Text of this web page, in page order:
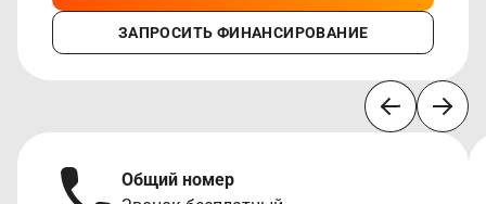
ЗАПРОСИТЬ ФИНАНСИРОВАНИЕ
Общий номер